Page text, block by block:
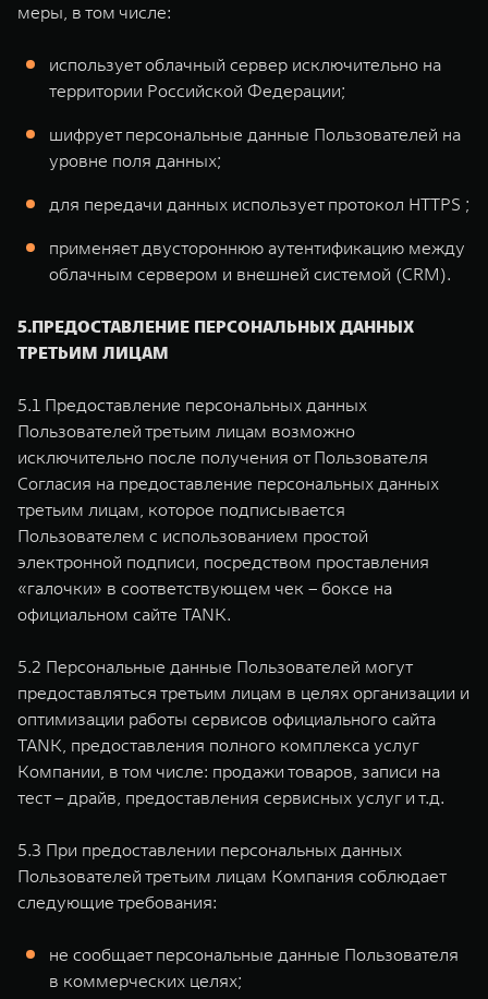
меры, в том числе:
использует облачный сервер исключительно на
территории Российской Федерации;
шифрует персональные данные Пользователей на
уровне поля данных;
для передачи данных использует протокол HTTPS ;
применяет двустороннюю аутентификацию между
облачным сервером и внешней системой (CRM).
5.ПРЕДОСТАВЛЕНИЕ ПЕРСОНАЛЬНЫХ ДАННЫХ
ТРЕТЬИМ ЛИЦАМ
5.1 Предоставление персональных данных
Пользователей третьим лицам возможно
исключительно после получения от Пользователя
Согласия на предоставление персональных данных
третьим лицам, которое подписывается
Пользователем с использованием простой
электронной подписи, посредством проставления
«галочки» в соответствующем чек – боксе на
официальном сайте TANK.
5.2 Персональные данные Пользователей могут
предоставляться третьим лицам в целях организации и
оптимизации работы сервисов официального сайта
TANK, предоставления полного комплекса услуг
Компании, в том числе: продажи товаров, записи на
тест – драйв, предоставления сервисных услуг и т.д.
5.3 При предоставлении персональных данных
Пользователей третьим лицам Компания соблюдает
следующие требования:
не сообщает персональные данные Пользователя
в коммерческих целях;